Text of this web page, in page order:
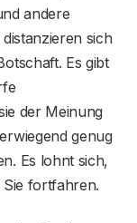
andere
sich
Es gibt
der Meinung
genug
Es lohnt sich,
Sie fortfahren.